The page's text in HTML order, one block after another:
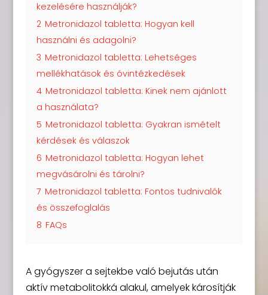
kezelésére használják?
2 Metronidazol tabletta: Hogyan kell
használni és adagolni?
3 Metronidazol tabletta: Lehetséges
mellékhatások és óvintézkedések
4 Metronidazol tabletta: Kinek nem ajánlott
a használata?
5 Metronidazol tabletta: Gyakran ismételt
kérdések és válaszok
6 Metronidazol tabletta: Hogyan lehet
megvásárolni és tárolni?
7 Metronidazol tabletta: Fontos tudnivalók
és összefoglalás
8 FAQs
A gyógyszer a sejtekbe való bejutás után
aktív metabolitokká alakul, amelyek károsítják